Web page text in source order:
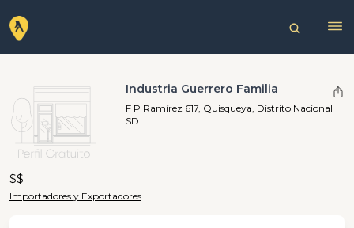
Industria Guerrero Familia
F P Ramírez 617, Quisqueya, Distrito Nacional
SD
$$
Importadores y Exportadores